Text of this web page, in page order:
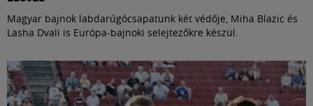
Magyar bajnok labdarúgócsapatunk két védője, Miha Blazic és
Lasha Dvali is Európa-bajnoki selejtezőkre készül.
English